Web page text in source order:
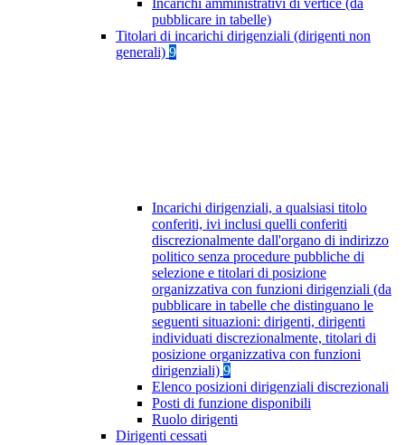
Incarichi amministrativi di vertice (da
pubblicare in tabelle)
Titolari di incarichi dirigenziali (dirigenti non
generali) 9
Incarichi dirigenziali, a qualsiasi titolo
conferiti, ivi inclusi quelli conferiti
discrezionalmente dall'organo di indirizzo
politico senza procedure pubbliche di
selezione e titolari di posizione
organizzativa con funzioni dirigenziali (da
pubblicare in tabelle che distinguano le
seguenti situazioni: dirigenti, dirigenti
individuati discrezionalmente, titolari di
posizione organizzativa con funzioni
dirigenziali) 9
Elenco posizioni dirigenziali discrezionali
Posti di funzione disponibili
Ruolo dirigenti
Dirigenti cessati